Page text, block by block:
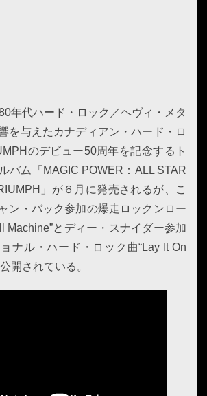
年代ハード・ロック／ヘヴィ・メタ
を与えたカナディアン・ハード・ロ
のデビュー50周年を記念するト
バム「MAGIC POWER：ALL STAR
」が６月に発売されるが、こ
ン・バック参加の爆走ロックンロー
Machine”とディー・スナイダー参加
ナル・ハード・ロック曲“Lay It On
開されている。